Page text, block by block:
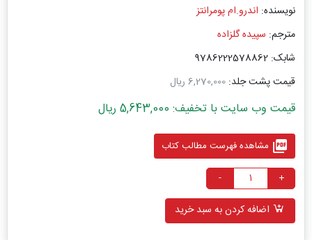
نویسنده: اندرو.ام پومرانتز
مترجم: سپیده گلزاده
شابک: 9786222578862
قیمت پشت جلد: 6,270,000 ریال
قیمت وب سایت با تخفیف: 5,643,000 ریال
picture_as_pdf مشاهده فهرست مطالب کتاب
+
-
اضافه کردن به سبد خرید